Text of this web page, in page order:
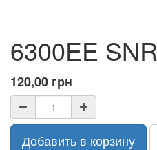
6300EE SNR
120,00 грн
Добавить в корзину